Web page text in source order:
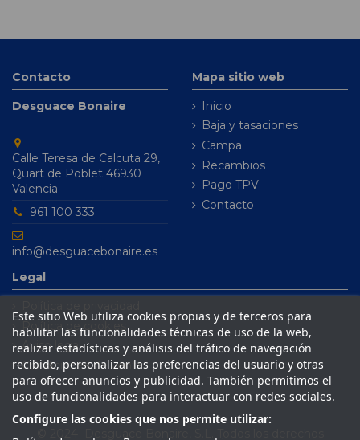
Contacto
Desguace Bonaire
Calle Teresa de Calcuta 29,
Quart de Poblet 46930
Valencia
961 100 333
info@desguacebonaire.es
Mapa sitio web
Inicio
Baja y tasaciones
Campa
Recambios
Pago TPV
Contacto
Legal
Política de cookies
Aviso legal
Condiciones de venta
Este sitio Web utiliza cookies propias y de terceros para
habilitar las funcionalidades técnicas de uso de la web,
realizar estadísticas y análisis del tráfico de navegación
recibido, personalizar las preferencias del usuario y otras
para ofrecer anuncios y publicidad. También permitimos el
uso de funcionalidades para interactuar con redes sociales.
Configure las cookies que nos permite utilizar: